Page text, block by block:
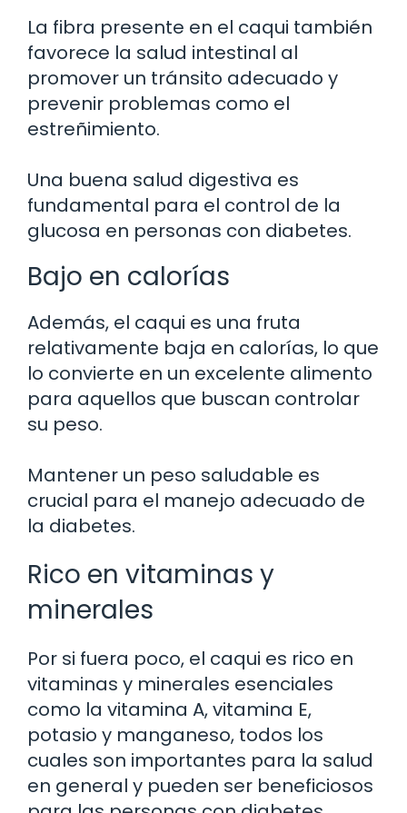
La fibra presente en el caqui también
favorece la salud intestinal al
promover un tránsito adecuado y
prevenir problemas como el
estreñimiento.
Una buena salud digestiva es
fundamental para el control de la
glucosa en personas con diabetes.
Bajo en calorías
Además, el caqui es una fruta
relativamente baja en calorías, lo que
lo convierte en un excelente alimento
para aquellos que buscan controlar
su peso.
Mantener un peso saludable es
crucial para el manejo adecuado de
la diabetes.
Rico en vitaminas y
minerales
Por si fuera poco, el caqui es rico en
vitaminas y minerales esenciales
como la vitamina A, vitamina E,
potasio y manganeso, todos los
cuales son importantes para la salud
en general y pueden ser beneficiosos